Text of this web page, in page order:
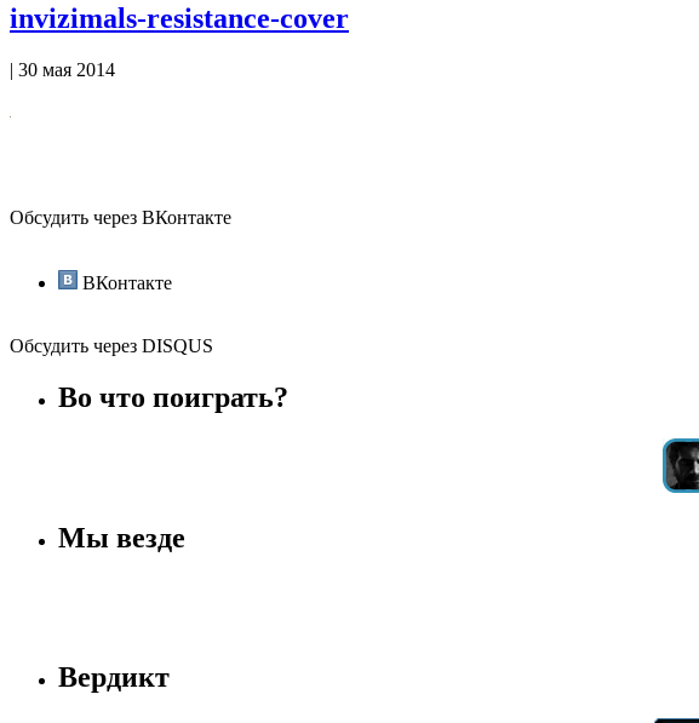
invizimals-resistance-cover
| 30 мая 2014
Обсудить через ВКонтакте
ВКонтакте
Обсудить через DISQUS
Во что поиграть?
Мы везде
Вердикт